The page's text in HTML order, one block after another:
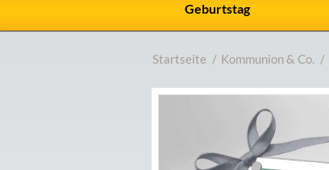
Geburtstag
Startseite / Kommunion & Co. /